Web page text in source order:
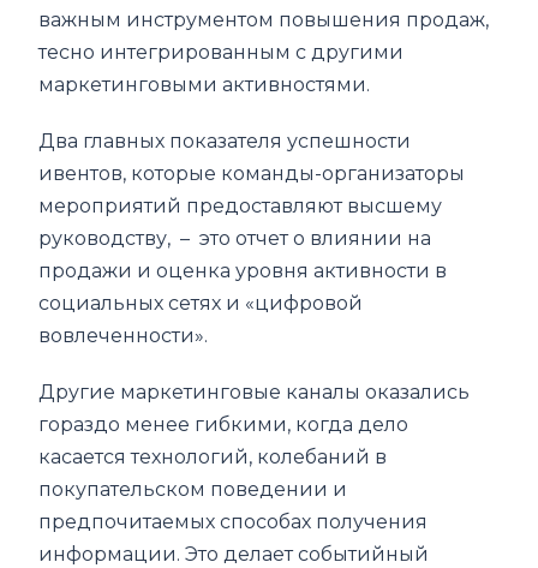
важным инструментом повышения продаж,
тесно интегрированным с другими
маркетинговыми активностями.
Два главных показателя успешности
ивентов, которые команды-организаторы
мероприятий предоставляют высшему
руководству, – это отчет о влиянии на
продажи и оценка уровня активности в
социальных сетях и «цифровой
вовлеченности».
Другие маркетинговые каналы оказались
гораздо менее гибкими, когда дело
касается технологий, колебаний в
покупательском поведении и
предпочитаемых способах получения
информации. Это делает событийный